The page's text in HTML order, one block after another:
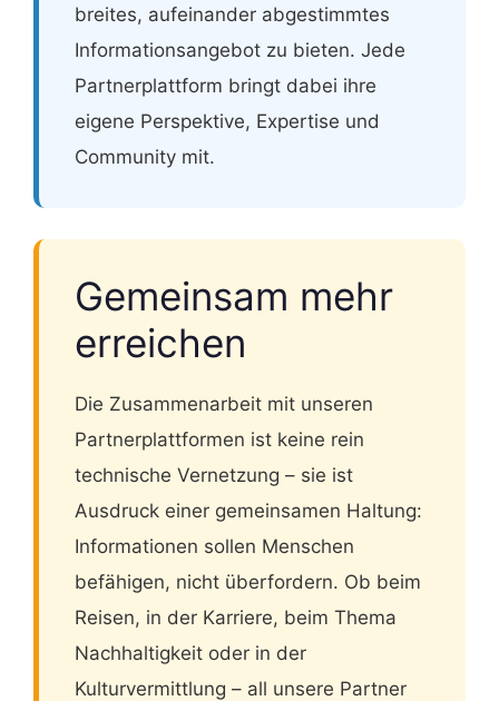
breites, aufeinander abgestimmtes
Informationsangebot zu bieten. Jede
Partnerplattform bringt dabei ihre
eigene Perspektive, Expertise und
Community mit.
Gemeinsam mehr
erreichen
Die Zusammenarbeit mit unseren
Partnerplattformen ist keine rein
technische Vernetzung – sie ist
Ausdruck einer gemeinsamen Haltung:
Informationen sollen Menschen
befähigen, nicht überfordern. Ob beim
Reisen, in der Karriere, beim Thema
Nachhaltigkeit oder in der
Kulturvermittlung – all unsere Partner